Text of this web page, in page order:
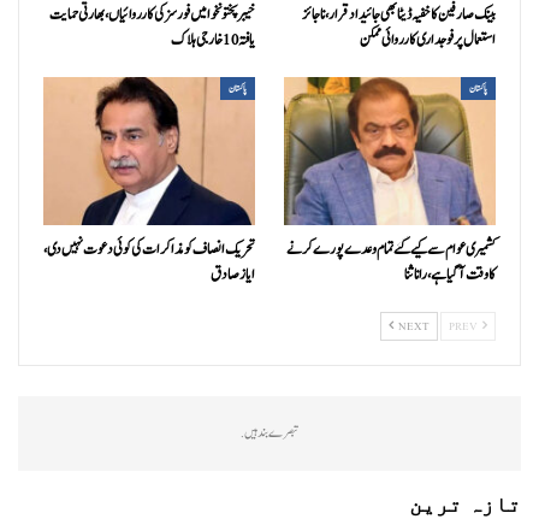
بینک صارفین کا خفیہ ڈیٹا بھی جائیداد قرار، ناجائز
استعمال پر فوجداری کارروائی ممکن
خیبرپختونخوا میں فورسز کی کارروائیاں، بھارتی حمایت
یافتہ 10 خارجی ہلاک
پاکستان
کشمیری عوام سے کیے گئے تمام وعدے پورے کرنے
کا وقت آ گیا ہے، رانا ثنا
پاکستان
تحریک انصاف کو مذاکرات کی کوئی دعوت نہیں دی،
ایاز صادق
NEXT
تبصرے بند ہیں.
تازہ ترین